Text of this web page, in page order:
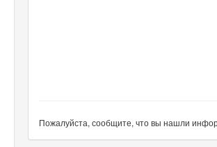
Пожалуйста, сообщите, что вы нашли